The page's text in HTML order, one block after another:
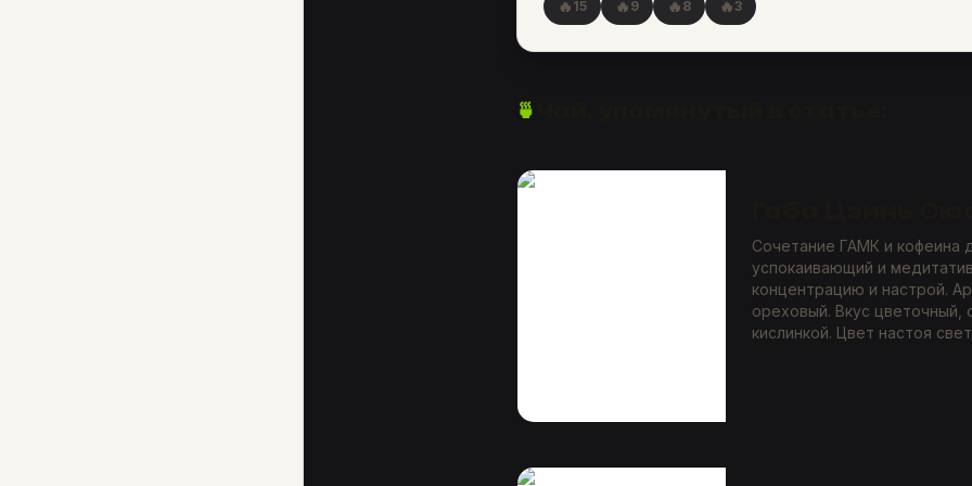
🔥 15 🔥 9 🔥 8 🔥 3
🍵
Сочетание ГАМК и кофеина
успокаивающий и
концентрацию и настрой.
ореховый. Вкус цветочный,
кислинкой. Цвет настоя